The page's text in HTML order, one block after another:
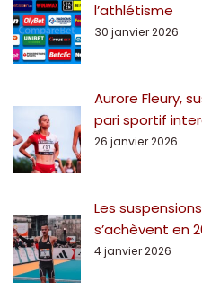
l’athlétisme
30 janvier 2026
Aurore Fleury,
pari sportif
26 janvier 2026
Les
s’achèvent en
4 janvier 2026